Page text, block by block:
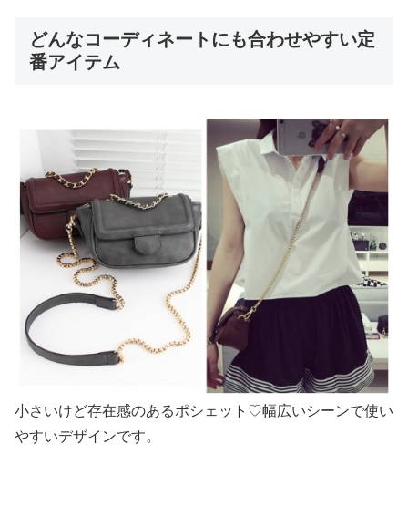
どんなコーディネートにも合わせやすい定
番アイテム
小さいけど存在感のあるポシェット♡幅広いシーンで使い
やすいデザインです。